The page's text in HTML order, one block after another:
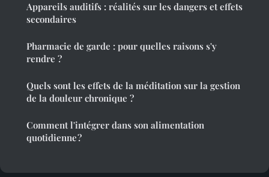
Appareils auditifs : réalités sur les dangers et effets
secondaires
Pharmacie de garde : pour quelles raisons s'y
rendre ?
Quels sont les effets de la méditation sur la gestion
de la douleur chronique ?
Comment l'intégrer dans son alimentation
quotidienne ?